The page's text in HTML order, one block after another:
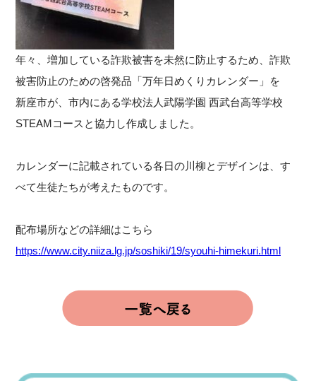
年々、増加している詐欺被害を未然に防止するため、詐欺
被害防止のための啓発品「万年日めくりカレンダー」を
新座市が、市内にある学校法人武陽学園 西武台高等学校
STEAMコースと協力し作成しました。
カレンダーに記載されている各日の川柳とデザインは、す
べて生徒たちが考えたものです。
配布場所などの詳細はこちら
https://www.city.niiza.lg.jp/soshiki/19/syouhi-himekuri.html